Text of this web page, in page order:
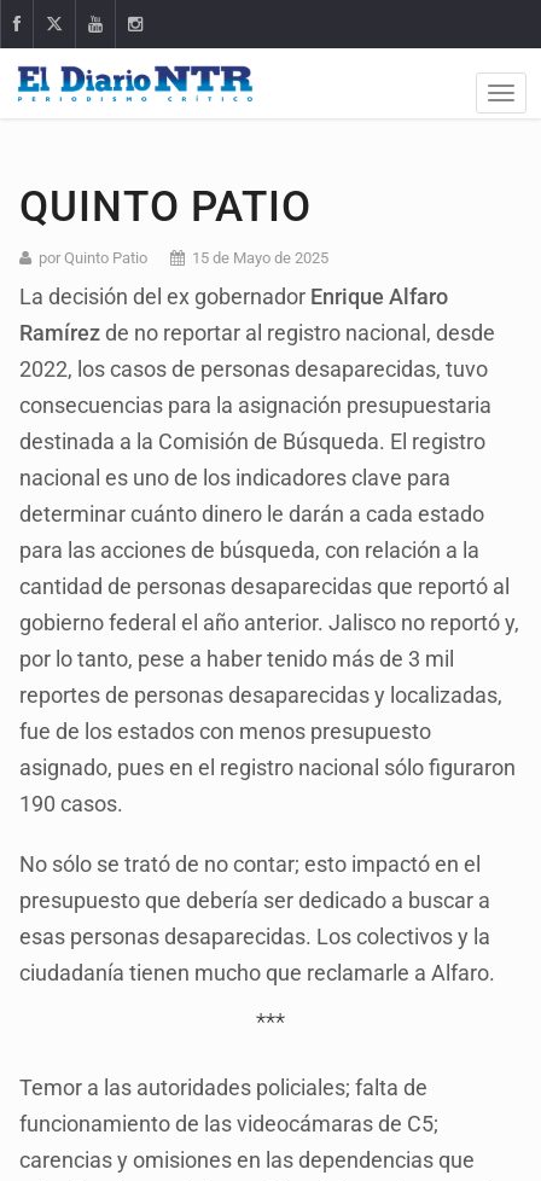
QUINTO PATIO
por Quinto Patio 15 de Mayo de 2025
La decisión del ex gobernador Enrique Alfaro
Ramírezde no reportar al registro nacional, desde
2022, los casos de personas desaparecidas, tuvo
consecuencias para la asignación presupuestaria
destinada a la Comisión de Búsqueda. El registro
nacional es uno de los indicadores clave para
determinar cuánto dinero le darán a cada estado
para las acciones de búsqueda, con relación a la
cantidad de personas desaparecidas que reportó al
gobierno federal el año anterior. Jalisco no reportó y,
por lo tanto, pese a haber tenido más de 3 mil
reportes de personas desaparecidas y localizadas,
fue de los estados con menos presupuesto
asignado, pues en el registro nacional sólo figuraron
190 casos.
No sólo se trató de no contar; esto impactó en el
presupuesto que debería ser dedicado a buscar a
esas personas desaparecidas. Los colectivos y la
ciudadanía tienen mucho que reclamarle a Alfaro.
***
Temor a las autoridades policiales; falta de
funcionamiento de las videocámaras de C5;
carencias y omisiones en las dependencias que